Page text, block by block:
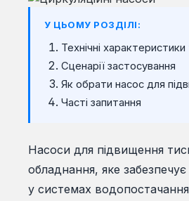
У ЦЬОМУ РОЗДІЛІ:
Технічні характеристики
Сценарії застосування
Як обрати насос для
Часті запитання
Насоси для підвищення
обладнання, яке забезпечує
у системах